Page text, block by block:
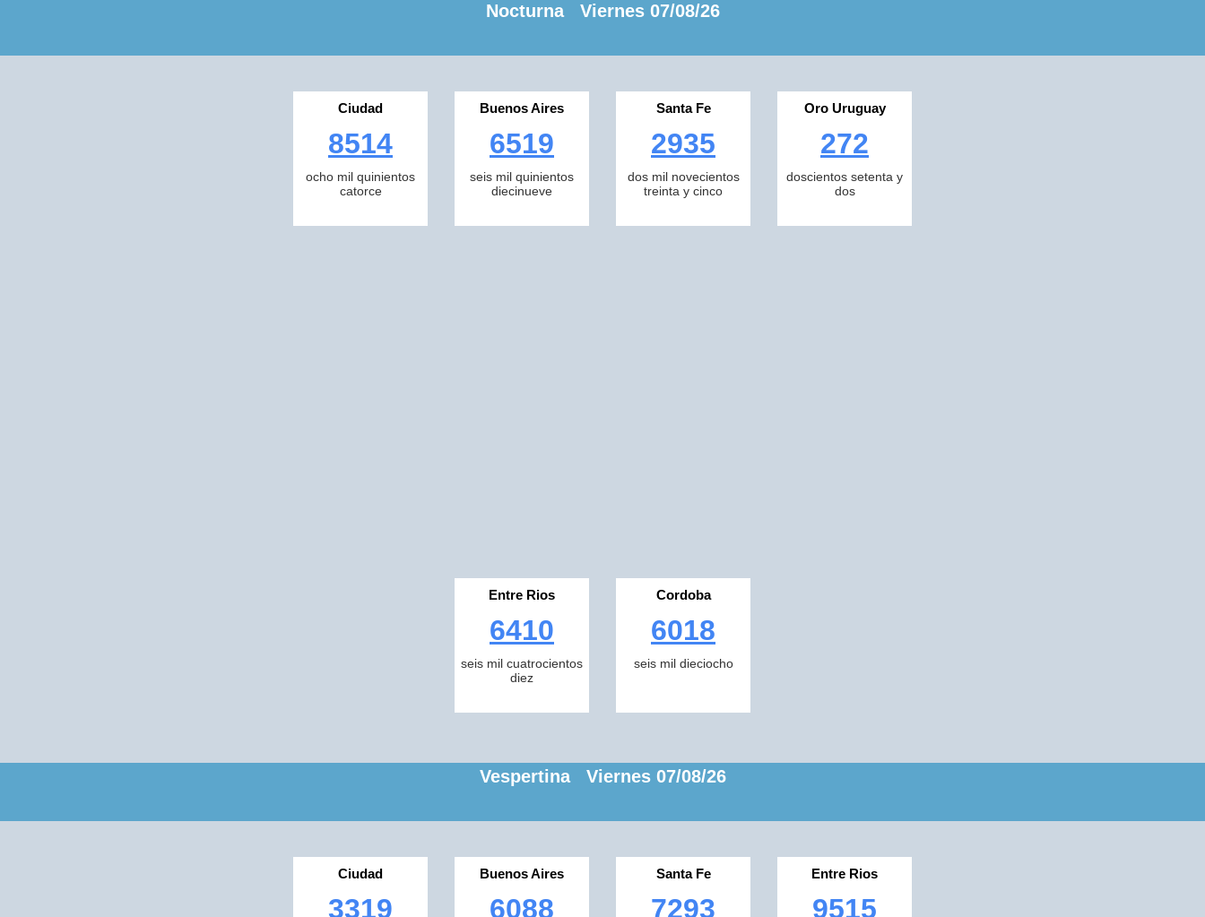
Nocturna Viernes 07/08/26
Ciudad
8514
ocho mil quinientos
catorce
Buenos Aires
6519
seis mil quinientos
diecinueve
Santa Fe
2935
dos mil novecientos
treinta y cinco
Oro Uruguay
272
doscientos setenta y
dos
Entre Rios
6410
seis mil cuatrocientos
diez
Cordoba
6018
seis mil dieciocho
Vespertina Viernes 07/08/26
Ciudad
3319
Buenos Aires
6088
Santa Fe
7293
Entre Rios
9515